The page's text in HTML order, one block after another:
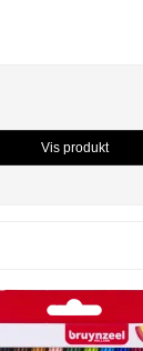
Vis produkt